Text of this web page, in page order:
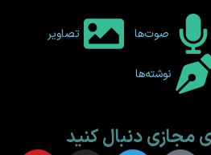
صوت‌ها تصاویر
نوشته‌ها
مجازی دنبال کنید